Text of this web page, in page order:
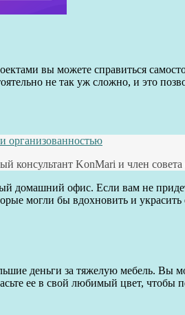
вы можете справиться
не так уж сложно, и это
организованностью
KonMari и член
домашний офис. Если вам не
могли бы вдохновить и
деньги за тяжелую мебель. Вы
ее в свой любимый цвет, чтобы